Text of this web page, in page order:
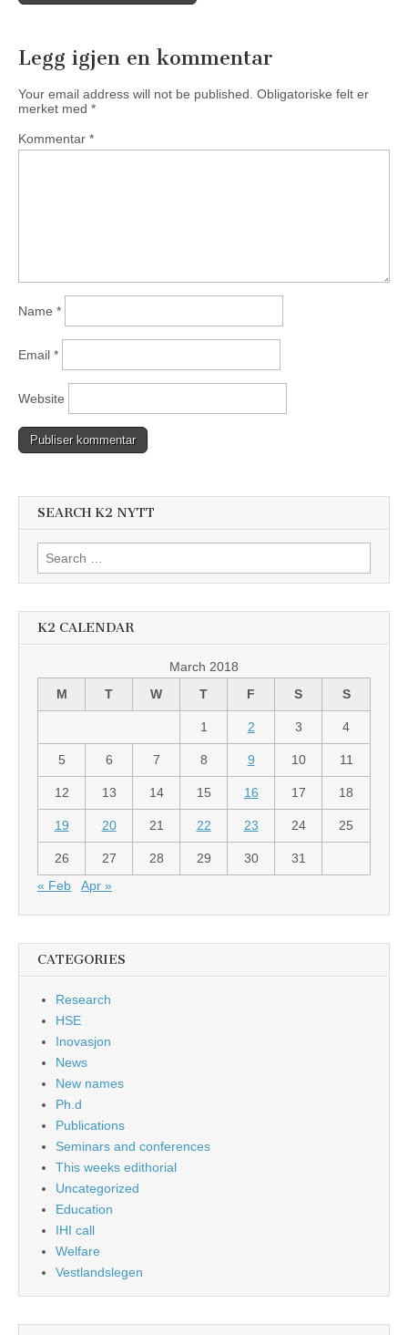
Legg igjen en kommentar
Your email address will not be published. Obligatoriske felt er
merket med *
Kommentar *
Name *
Email *
Website
SEARCH K2 NYTT
Search
for:
K2 CALENDAR
March 2018
M
T W T F S S
1 2 3 4
5 6 7 8 9 10 11
12 13 14 15 16 17 18
19 20 21 22 23 24 25
26 27 28 29 30
31
« Feb
Apr »
CATEGORIES
Research
HSE
Inovasjon
News
New names
Ph.d
Publications
Seminars and conferences
This weeks edithorial
Uncategorized
Education
IHI call
Welfare
Vestlandslegen